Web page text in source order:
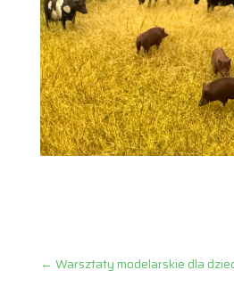
← Warsztaty modelarskie dla